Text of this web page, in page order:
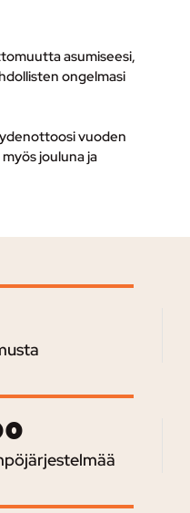
asumiseesi,
ongelmasi
vuoden
jouluna ja